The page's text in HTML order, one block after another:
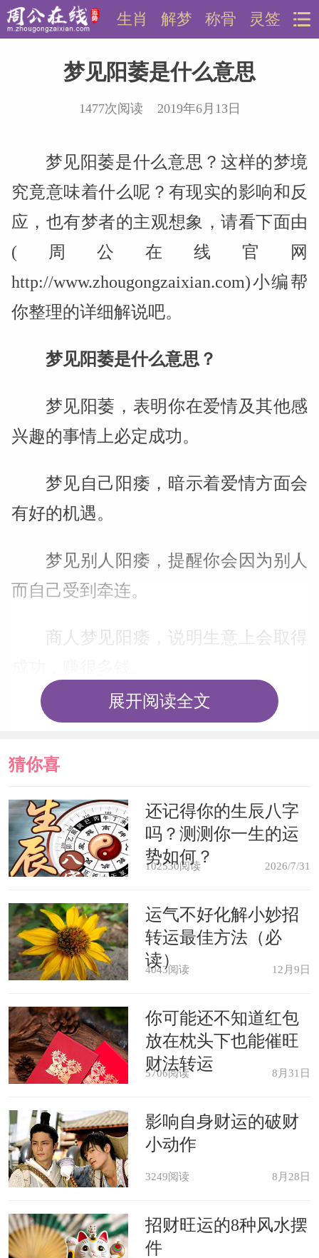
灵签
称骨
解梦
生肖
梦见阳萎是什么意思
1477次阅读 2019年6月13日
梦见阳萎是什么意思？这样的梦境
究竟意味着什么呢？有现实的影响和反
应，也有梦者的主观想象，请看下面由
(周公在线官网
http://www.zhougongzaixian.com)小编帮
你整理的详细解说吧。
梦见阳萎是什么意思？
梦见阳萎，表明你在爱情及其他感
兴趣的事情上必定成功。
梦见自己阳痿，暗示着爱情方面会
有好的机遇。
梦见别人阳痿，提醒你会因为别人
而自己受到牵连。
商人梦见阳痿，说明生意上会取得
梦见自己面对妻子阳痿，代表着你
也许是因为太忙了，其实应该多抽点时
间和妻子多交流交流。当然偶尔的小别
也会让你回复当初的感觉。
单身男子梦见自己面对美女阳痿，
暗示着你对与想要追求的人不敢行动，
害怕被拒绝，最终失去机会。
说明着你家中将会发生变故。
女人梦见和自己XX的男人阳痿，
情，对方会对自己言听计从。
男人梦见强奸时阳痿，预示着自己
业会取得很好的成就。
展开阅读全文
猜你喜
欢
还记得你的生辰八字
吗？测测你一生的运
势如何？
102530阅读 2026/7/31
运气不好化解小妙招
转运最佳方法（必
读）
4043阅读 12月9日
你可能还不知道红包
放在枕头下也能催旺
财法转运
5706阅读 8月31日
影响自身财运的破财
小动作
3249阅读 8月28日
招财旺运的8种风水摆
件